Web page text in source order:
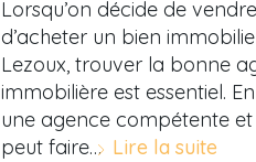
Lorsqu’on décide de
d’acheter un bien
Lezoux, trouver la bonne
immobilière est essentiel.
une agence compétente
peut faire… Lire la suite